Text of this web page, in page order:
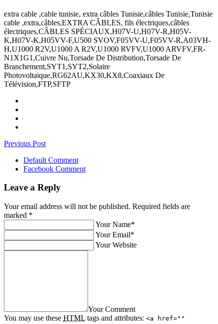
extra cable ,cable tunisie, extra câbles Tunisie,câbles Tunisie,Tunisie
cable ,extra,câbles,EXTRA CÂBLES, fils électriques,câbles
électriques,CÂBLES SPÉCIAUX,H07V-U,H07V-R,H05V-
K,H07V-K,H05VV-F,U500 SVOV,F05VV-U,F05VV-R,A03VH-
H,U1000 R2V,U1000 A R2V,U1000 RVFV,U1000 ARVFV,FR-
N1X1G1,Cuivre Nu,Torsade De Distribution,Torsade De
Branchement,SYT1,SYT2,Solaire
Photovoltaique,RG62AU,KX30,KX8,Coaxiaux De
Télévision,FTP,SFTP
Previous Post
Default Comment
Facebook Comment
Leave a Reply
Your email address will not be published. Required fields are
marked *
Your Name*
Your Email*
Your Website
Your Comment
You may use these HTML tags and attributes: <a href=""